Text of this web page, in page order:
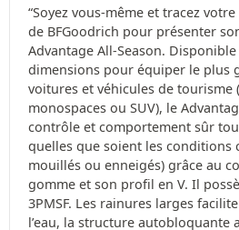
“Soyez vous-même et tracez votre
de BFGoodrich pour présenter
Advantage All-Season.
dimensions pour équiper le plus
voitures et véhicules de tourisme
monospaces ou SUV), le
contrôle et comportement sûr
quelles que soient les conditions
mouillés ou enneigés) grâce au
gomme et son profil en V. Il
3PMSF. Les rainures larges
l’eau, la structure autobloquante